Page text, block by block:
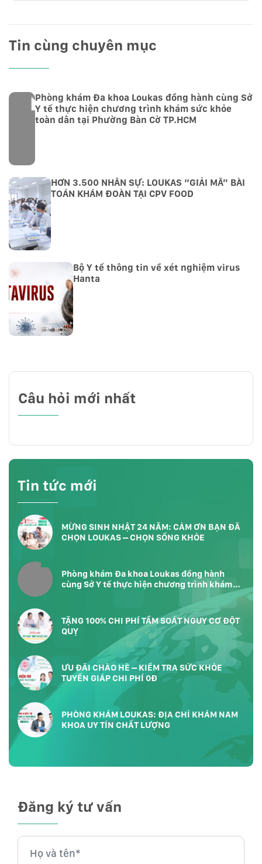
Tin cùng chuyên mục
Phòng khám Đa khoa Loukas đồng hành cùng Sở
Y tế thực hiện chương trình khám sức khỏe
toàn dân tại Phường Bàn Cờ TP.HCM
HƠN 3.500 NHÂN SỰ: LOUKAS “GIẢI MÃ” BÀI
TOÁN KHÁM ĐOÀN TẠI CPV FOOD
Bộ Y tế thông tin về xét nghiệm virus
Hanta
Câu hỏi mới nhất
Tin tức mới
MỪNG SINH NHẬT 24 NĂM: CẢM ƠN BẠN ĐÃ
CHỌN LOUKAS – CHỌN SỐNG KHỎE
Phòng khám Đa khoa Loukas đồng hành
cùng Sở Y tế thực hiện chương trình khám
TẶNG 100% CHI PHÍ TẦM SOÁT NGUY CƠ ĐỘT
QUỴ
ƯU ĐÃI CHÀO HÈ – KIỂM TRA SỨC KHỎE
TUYẾN GIÁP CHI PHÍ 0Đ
PHÒNG KHÁM LOUKAS: ĐỊA CHỈ KHÁM NAM
KHOA UY TÍN CHẤT LƯỢNG
Đăng ký tư vấn